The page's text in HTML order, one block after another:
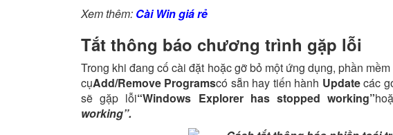
Xem thêm: Cài Win giá rẻ
Tắt thông báo chương trình gặp lỗi
Trong khi đang cố cài đặt hoặc gỡ bỏ một ứng dụng, phần
cụAdd/Remove Programscó sẵn hay tiến hành Updatecác
sẽ gặp lỗi“Windows Explorer has stopped working”
working”.